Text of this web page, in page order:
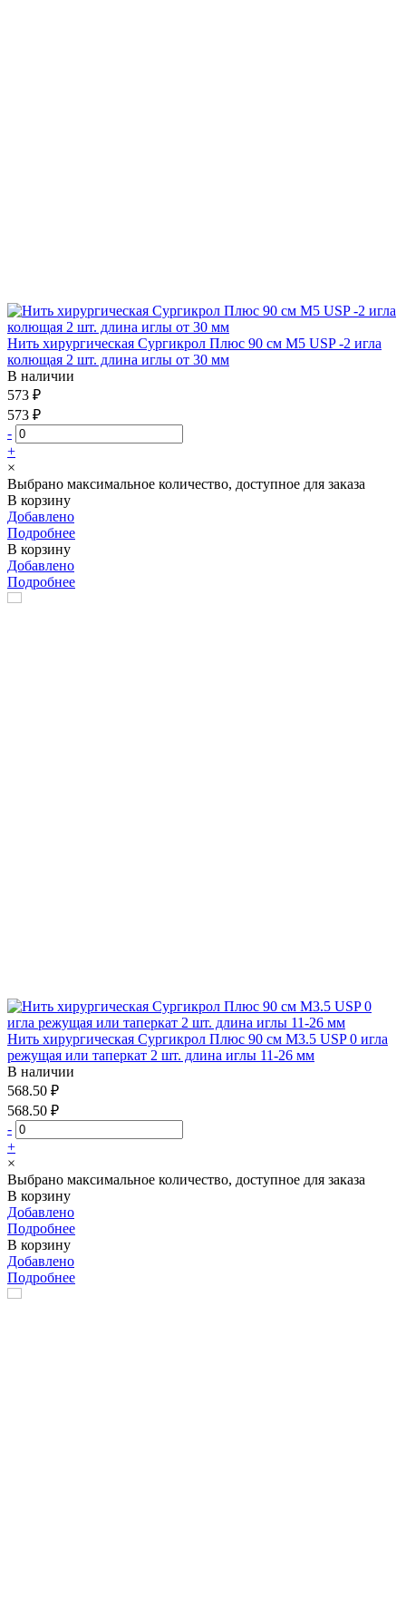
Нить хирургическая Сургикрол Плюс 90 см М5 USP -2 игла
колющая 2 шт. длина иглы от 30 мм
В наличии
573 ₽
573 ₽
-
+
×
Выбрано максимальное количество, доступное для заказа
В корзину
Добавлено
Подробнее
В корзину
Добавлено
Подробнее
Нить хирургическая Сургикрол Плюс 90 см М3.5 USP 0 игла
режущая или таперкат 2 шт. длина иглы 11-26 мм
В наличии
568.50 ₽
568.50 ₽
-
+
×
Выбрано максимальное количество, доступное для заказа
В корзину
Добавлено
Подробнее
В корзину
Добавлено
Подробнее